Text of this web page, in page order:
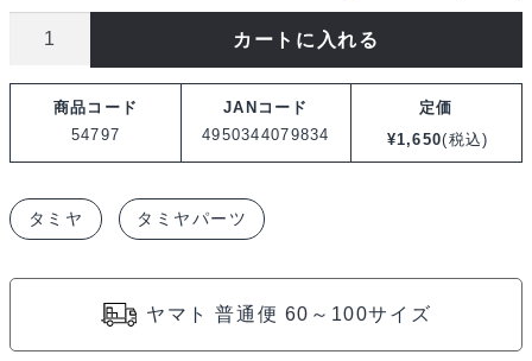
OP.1797
ツ
リ
カートに入れる
商品コード
54797
JANコード
4950344079834
定価
¥1,650(税込)
タミヤ タミヤパーツ
ヤマト 普通便 60～100サイズ